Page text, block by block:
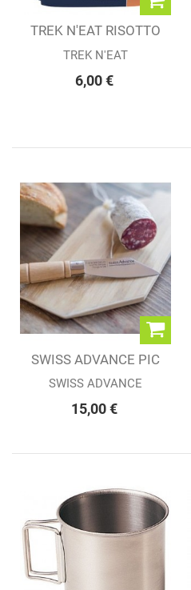
TREK N'EAT RISOTTO
AU SOJA &...
TREK N'EAT
6,00 €
SWISS ADVANCE PIC
NIC KNIFE JACK
SWISS ADVANCE
15,00 €